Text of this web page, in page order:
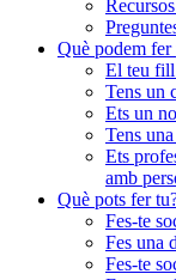
Què podem fer
El teu fill
Tens un
Ets un
Tens
Ets
amb
Què pots fer
Fes-te
Fes una
Fes-te